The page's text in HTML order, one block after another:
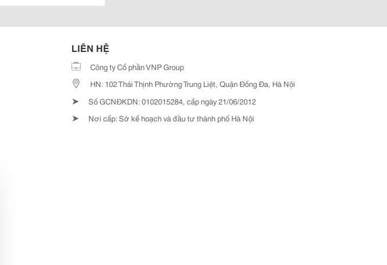
LIÊN HỆ
Công ty Cổ phần VNP Group
HN: 102 Thái Thịnh Phường Trung Liệt, Quận Đống Đa, Hà Nội
➤ Số GCNĐKDN: 0102015284, cấp ngày 21/06/2012
➤ Nơi cấp: Sở kế hoạch và đầu tư thành phố Hà Nội